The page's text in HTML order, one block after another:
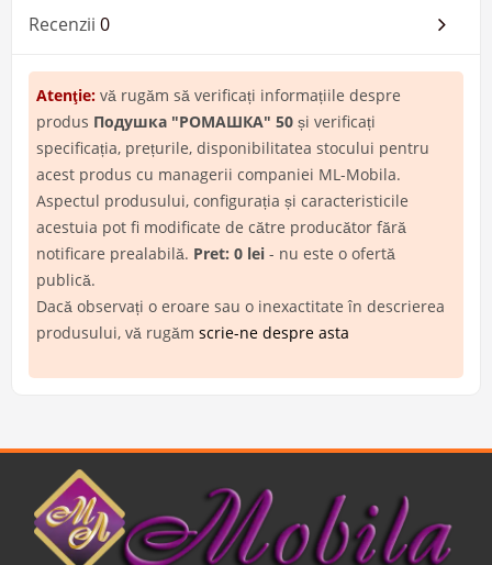
Recenzii 0
Atenţie: vă rugăm să verificați informațiile despre
produs Подушка "РОМАШКА" 50 și verificați
specificația, prețurile, disponibilitatea stocului pentru
acest produs cu managerii companiei ML-Mobila.
Aspectul produsului, configurația și caracteristicile
acestuia pot fi modificate de către producător fără
notificare prealabilă. Pret: 0 lei - nu este o ofertă
publică.
Dacă observați o eroare sau o inexactitate în descrierea
produsului, vă rugăm scrie-ne despre asta